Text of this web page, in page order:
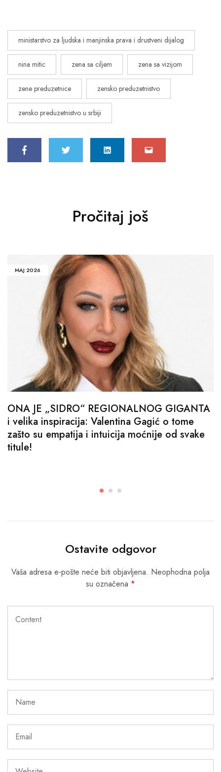
ministarstvo za ljudska i manjinska prava i drustveni dijalog
nina mitic zena sa ciljem zena sa vizijom
zene preduzetnice zensko preduzetnistvo
zensko preduzetnistvo u srbiji
Pročitaj još
MAJ 2026
ONA JE „SIDRO“ REGIONALNOG GIGANTA
i velika inspiracija: Valentina Gagić o tome
zašto su empatija i intuicija moćnije od svake
titule!
Ostavite odgovor
Vaša adresa e-pošte neće biti objavljena. Neophodna polja
su označena *